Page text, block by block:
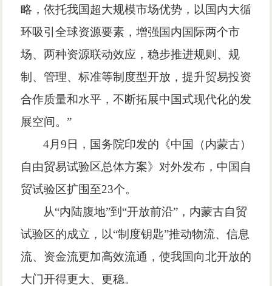
略，依托我国超大规模市场优势，以国内大循
环吸引全球资源要素，增强国内国际两个市
场、两种资源联动效应，稳步推进规则、规
制、管理、标准等制度型开放，提升贸易投资
合作质量和水平，不断拓展中国式现代化的发
展空间。 ”
4月9日，国务院印发的《中国（内蒙古）
自由贸易试验区总体方案》对外发布，中国自
贸试验区扩围至23个。
从“内陆腹地”到 “开放前沿” ，内蒙古自贸
试验区的成立，以“制度钥匙”推动物流、信息
流、资金流更加高效流通，使我国向北开放的
大门开得更大、更稳。